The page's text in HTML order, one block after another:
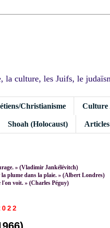
la culture, les Juifs, le
Christianisme Culture
Shoah (Holocaust)
» (Vladimir Jankélévitch)
plume dans la plaie. » (Albert Londres)
voit. » (Charles Péguy)